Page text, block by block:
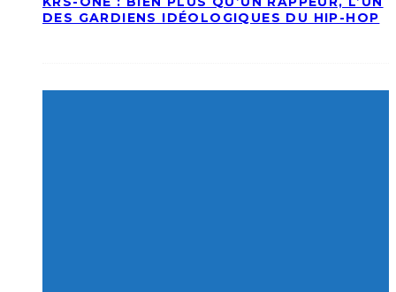
DES GARDIENS IDÉOLOGIQUES DU HIP-HOP